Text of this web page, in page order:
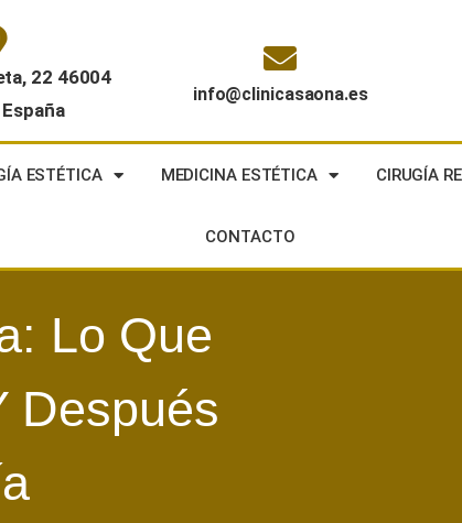
22 46004
info@clinicasaona.es
ESTÉTICA MEDICINA ESTÉTICA CIRUGÍA
CONTACTO
Lo Que
Después